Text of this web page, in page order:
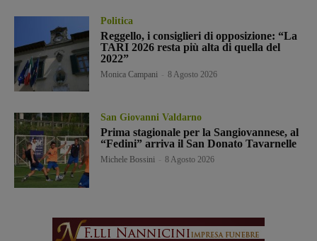
Politica
Reggello, i consiglieri di opposizione: “La
TARI 2026 resta più alta di quella del
2022”
Monica Campani 8 Agosto 2026
San Giovanni Valdarno
Prima stagionale per la Sangiovannese, al
“Fedini” arriva il San Donato Tavarnelle
Michele Bossini 8 Agosto 2026